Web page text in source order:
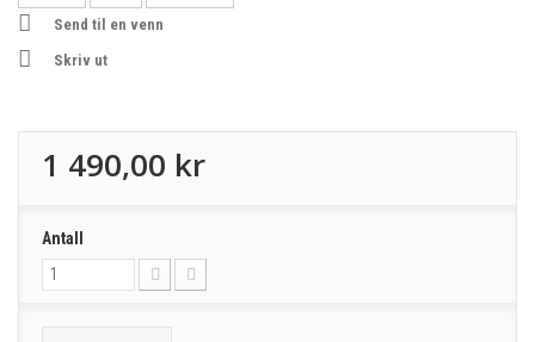
Send til en venn
Skriv ut
1 490,00 kr
Antall